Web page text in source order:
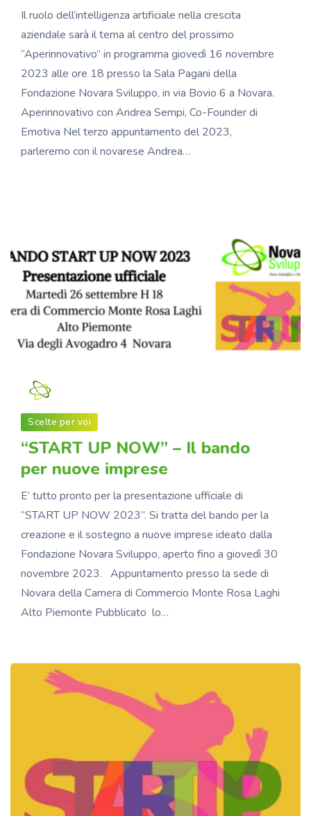
Il ruolo dell’intelligenza artificiale nella crescita
aziendale sarà il tema al centro del prossimo
“Aperinnovativo” in programma giovedì 16 novembre
2023 alle ore 18 presso la Sala Pagani della
Fondazione Novara Sviluppo, in via Bovio 6 a Novara.
Aperinnovativo con Andrea Sempi, Co-Founder di
Emotiva Nel terzo appuntamento del 2023,
parleremo con il novarese Andrea…
Scelte per voi
“START UP NOW” – Il bando
per nuove imprese
E’ tutto pronto per la presentazione ufficiale di
“START UP NOW 2023”. Si tratta del bando per la
creazione e il sostegno a nuove imprese ideato dalla
Fondazione Novara Sviluppo, aperto fino a giovedì 30
novembre 2023. Appuntamento presso la sede di
Novara della Camera di Commercio Monte Rosa Laghi
Alto Piemonte Pubblicato lo…